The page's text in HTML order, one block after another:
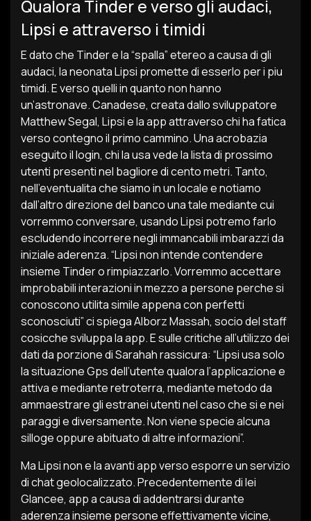
Qualora Tinder e verso gli audaci,
Lipsi e attraverso i timidi
E dato che Tinder e la “spalla” etereo a causa di gli
audaci, la neonata Lipsi promette di esserlo per i piu
timidi. E verso quelli in quanto non hanno
un’astronave. Canadese, creata dallo sviluppatore
Matthew Segal, Lipsi e la app attraverso chi ha fatica
verso contegno il primo cammino. Una acrobazia
eseguito il login, chi la usa vede la lista di prossimo
utenti presenti nel bagliore di cento metri. Tanto,
nell’eventualita che siamo in un locale e notiamo
dall’altro direzione del banco una tale mediante cui
vorremmo conversare, usando Lipsi potremo farlo
escludendo incorrere negli immancabili imbarazzi da
iniziale aderenza. “Lipsi non intende contendere
insieme Tinder o rimpiazzarlo. Vorremmo accettare
improbabili interazioni in mezzo a persone perche si
conoscono utilita simile appena con perfetti
sconosciuti” ci spiega Alborz Massah, socio del staff
cosicche sviluppa la app. E sulle critiche all’utilizzo dei
dati da porzione di Sarahah rassicura: “Lipsi usa solo
la situazione Gps dell’utente qualora l’applicazione e
attiva e mediante retroterra, mediante metodo da
ammaestrare gli estranei utenti nel caso che si e nei
paraggi e diversamente. Non viene specie alcuna
silloge oppure abituato di altre informazioni”.
Ma Lipsi non e la avanti app verso esporre un servizio
di chat geolocalizzato. Precedentemente di lei
Glancee, app a causa di addentrarsi durante
aderenza insieme persone effettivamente vicine,